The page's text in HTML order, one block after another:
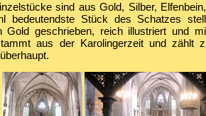
sind aus Gold, Silber,
bedeutendste Stück des Schatzes
Gold geschrieben, reich illustriert und
aus der Karolingerzeit und zählt